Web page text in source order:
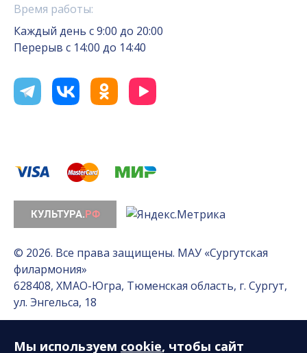
Время работы:
Каждый день с 9:00 до 20:00
Перерыв с 14:00 до 14:40
© 2026. Все права защищены. МАУ «Сургутская
филармония»
628408, ХМАО-Югра, Тюменская область, г. Сургут,
ул. Энгельса, 18
Разработка сайта — Интернет-лаборатория
Мы используем cookie, чтобы сайт